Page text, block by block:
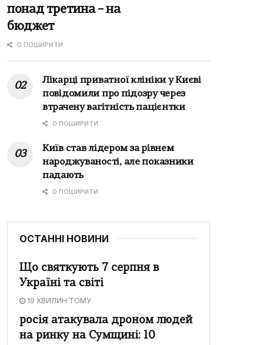
понад третина – на
бюджет
0 ПОШИРИТИ
Лікарці приватної клініки у Києві
повідомили про підозру через
втрачену вагітність пацієнтки
0 ПОШИРИТИ
Київ став лідером за рівнем
народжуваності, але показники
падають
0 ПОШИРИТИ
ОСТАННІ НОВИНИ
Що святкують 7 серпня в
Україні та світі
19 ХВИЛИН ТОМУ
росія атакувала дроном людей
на ринку на Сумщині: 10